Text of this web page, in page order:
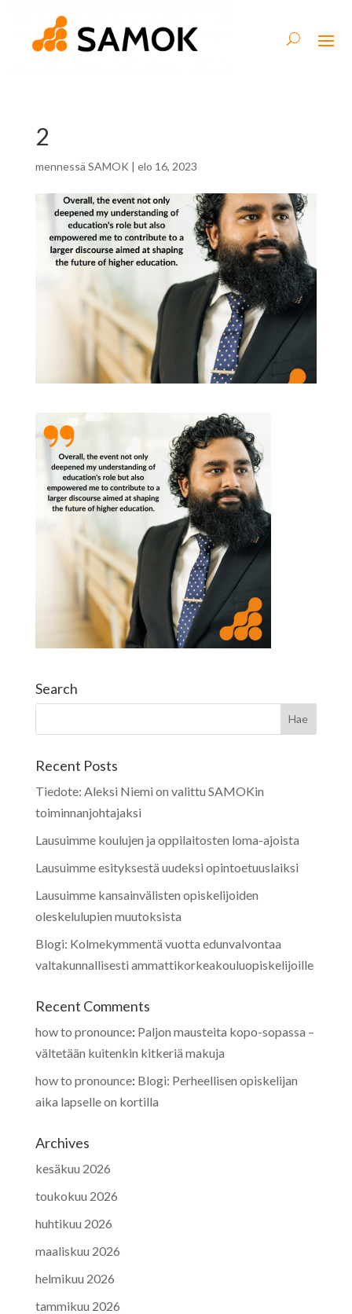
2
mennessä SAMOK | elo 16, 2023
Search
Recent Posts
Tiedote: Aleksi Niemi on valittu SAMOKin
toiminnanjohtajaksi
Lausuimme koulujen ja oppilaitosten loma-ajoista
Lausuimme esityksestä uudeksi opintoetuuslaiksi
Lausuimme kansainvälisten opiskelijoiden
oleskelulupien muutoksista
Blogi: Kolmekymmentä vuotta edunvalvontaa
valtakunnallisesti ammattikorkeakouluopiskelijoille
Recent Comments
how to pronounce: Paljon mausteita kopo-sopassa –
vältetään kuitenkin kitkeriä makuja
how to pronounce: Blogi: Perheellisen opiskelijan
aika lapselle on kortilla
Archives
kesäkuu 2026
toukokuu 2026
huhtikuu 2026
maaliskuu 2026
helmikuu 2026
tammikuu 2026